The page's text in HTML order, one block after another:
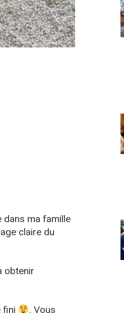
dans ma famille
claire du
obtenir
fini
. Vous